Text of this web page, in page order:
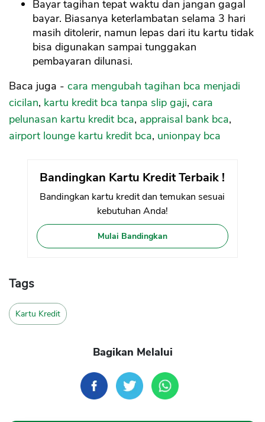
Bayar tagihan tepat waktu dan jangan gagal
bayar. Biasanya keterlambatan selama 3 hari
masih ditolerir, namun lepas dari itu kartu tidak
bisa digunakan sampai tunggakan
pembayaran dilunasi.
Baca juga - cara mengubah tagihan bca menjadi
cicilan, kartu kredit bca tanpa slip gaji, cara
pelunasan kartu kredit bca, appraisal bank bca,
airport lounge kartu kredit bca, unionpay bca
Bandingkan Kartu Kredit Terbaik !
Bandingkan kartu kredit dan temukan sesuai
kebutuhan Anda!
Mulai Bandingkan
Tags
Kartu Kredit
Bagikan Melalui